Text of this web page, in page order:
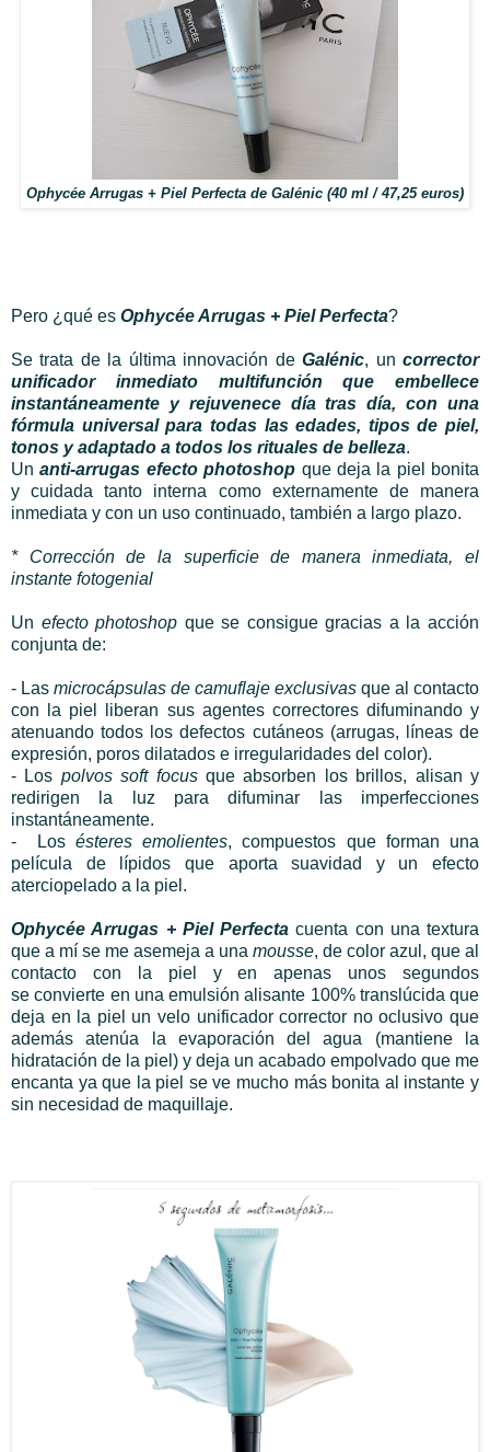
Ophycée Arrugas + Piel Perfecta de Galénic (40 ml / 47,25 euros)
Pero ¿qué es Ophycée Arrugas + Piel Perfecta?
Se trata de la última innovación deGalénic, uncorrector
unificador inmediato multifunción que embellece
instantáneamente y rejuvenece día tras día, con una
fórmula universal para todas las edades, tipos de piel,
tonos y adaptado a todos los rituales de belleza.
Unanti-arrugas efecto photoshop que deja la piel bonita
y cuidada tanto interna como externamente de manera
inmediata y con un uso continuado, también a largo plazo.
* Corrección de la superficie de manera inmediata, el
instante fotogenial
Un efecto photoshop que se consigue gracias a la acción
conjunta de:
- Las microcápsulas de camuflaje exclusivas que al contacto
con la piel liberan sus agentes correctores difuminando y
atenuando todos los defectos cutáneos (arrugas, líneas de
expresión, poros dilatados e irregularidades del color).
- Los polvos soft focusque absorben los brillos, alisan y
redirigen la luz para difuminar las imperfecciones
instantáneamente.
- Los ésteres emolientes, compuestos que forman una
película de lípidos que aporta suavidad y un efecto
aterciopelado a la piel.
Ophycée Arrugas + Piel Perfectacuenta con una textura
que a mí se me asemeja a una mousse, de color azul, que al
contacto con la piel y en apenas unos segundos
se convierte en una emulsión alisante 100% translúcida que
deja en la piel un velo unificador corrector no oclusivo que
además atenúa la evaporación del agua (mantiene la
hidratación de la piel) y deja un acabado empolvado que me
encanta ya que la piel se ve mucho más bonita al instante y
sin necesidad de maquillaje.